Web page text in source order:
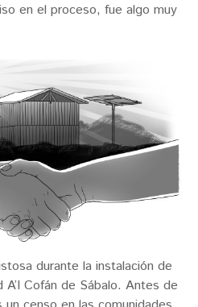
en el proceso, fue algo muy
durante la instalación de
Cofán de Sábalo. Antes de